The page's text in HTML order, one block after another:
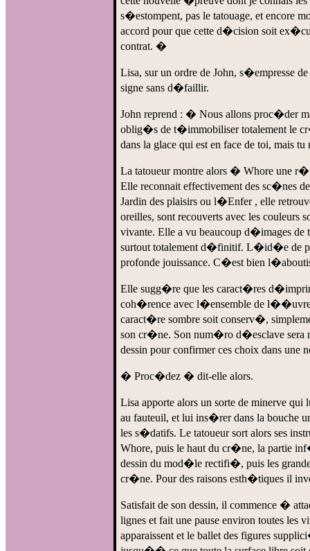
s�estompent, pas le tatouage, et encore
accord pour que cette d�cision soit
contrat. �
Lisa, sur un ordre de John, s�empresse
signe sans d�faillir.
John reprend : � Nous allons proc�der
oblig�s de t�immobiliser totalement le
dans la glace qui est en face de toi, mais
La tatoueur montre alors � Whore une
Elle reconnait effectivement des sc�nes
Jardin des plaisirs ou l�Enfer , elle
oreilles, sont recouverts avec les couleurs
vivante. Elle a vu beaucoup d�images de
surtout totalement d�finitif. L�id�e de
profonde jouissance. C�est bien
Elle sugg�re que les caract�res
coh�rence avec l�ensemble de
caract�re sombre soit conserv�,
son cr�ne. Son num�ro d�esclave sera
dessin pour confirmer ces choix dans
� Proc�dez � dit-elle alors.
Lisa apporte alors un sorte de minerve
au fauteuil, et lui ins�rer dans la bouche
les s�datifs. Le tatoueur sort alors ses
Whore, puis le haut du cr�ne, la partie
dessin du mod�le rectifi�, puis les
cr�ne. Pour des raisons esth�tiques il
Satisfait de son dessin, il commence �
lignes et fait une pause environ toutes
apparaissent et le ballet des figures